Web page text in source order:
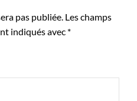
pas publiée. Les champs
indiqués avec *